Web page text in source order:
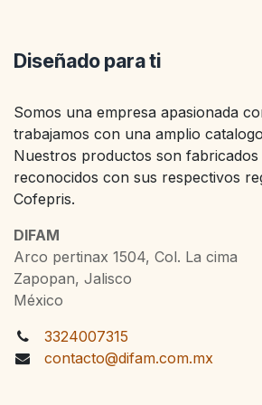
Diseñado para ti
Somos una empresa apasionada
trabajamos con una amplio
Nuestros productos son
reconocidos con sus respectivos
Cofepris.
DIFAM
Arco pertinax 1504, Col. La cima
Zapopan, Jalisco
México
3324007315
contacto@difam.com.mx